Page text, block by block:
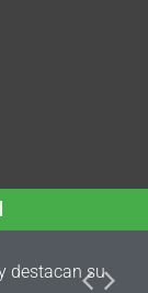
destacan su